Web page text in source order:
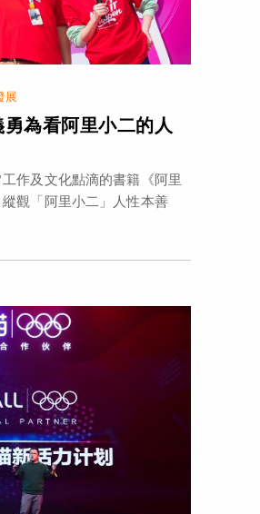
展
勇為看阿里小二的人
作及文化點滴的書籍《阿里
觀「阿里小二」人性本善